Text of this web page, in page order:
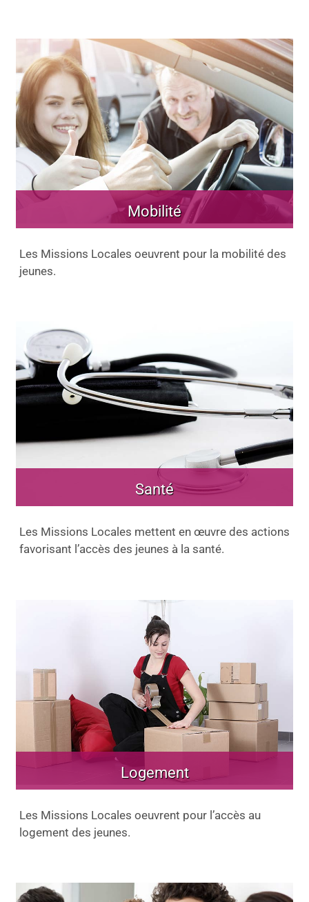
Mobilité
Les Missions Locales oeuvrent pour la mobilité des
jeunes.
Santé
Les Missions Locales mettent en œuvre des actions
favorisant l’accès des jeunes à la santé.
Logement
Les Missions Locales oeuvrent pour l’accès au
logement des jeunes.